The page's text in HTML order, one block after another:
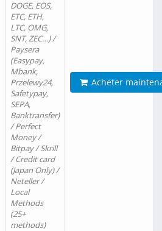
DOGE, EOS,
ETC, ETH,
LTC, OMG,
SNT, ZEC…) /
Paysera
(Easypay,
Mbank,
Przelewy24,
Safetypay,
SEPA,
Banktransfer)
/ Perfect
Money /
Bitpay / Skrill
/ Credit card
(Japan Only) /
Neteller /
Local
Methods
(25+
methods)
Acheter